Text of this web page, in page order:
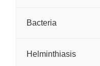
Bacteria
Helminthiasis